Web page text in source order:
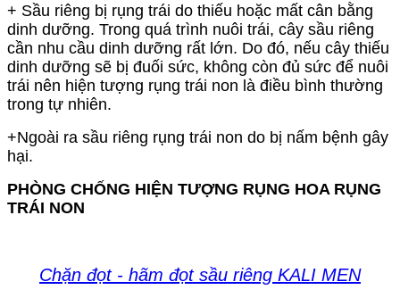
+ Sầu riêng bị rụng trái do thiếu hoặc mất cân bằng
dinh dưỡng. Trong quá trình nuôi trái, cây sầu riêng
cần nhu cầu dinh dưỡng rất lớn. Do đó, nếu cây thiếu
dinh dưỡng sẽ bị đuối sức, không còn đủ sức để nuôi
trái nên hiện tượng rụng trái non là điều bình thường
trong tự nhiên.
+Ngoài ra sầu riêng rụng trái non do bị nấm bệnh gây
hại.
PHÒNG CHỐNG HIỆN TƯỢNG RỤNG HOA RỤNG
TRÁI NON
Chặn đọt - hãm đọt sầu riêng KALI MEN